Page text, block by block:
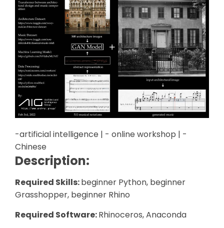
-artificial intelligence | - online workshop | -
Chinese
Description:
Required Skills:beginner Python, beginner
Grasshopper, beginner Rhino
Required Software:Rhinoceros, Anaconda